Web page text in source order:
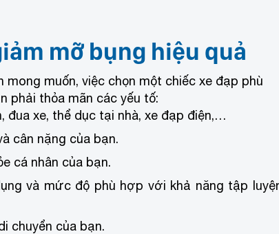
mỡ bụng hiệu quả
muốn, việc chọn một chiếc xe đạp phù
phải thỏa mãn các yếu tố:
đua xe, thể dục tại nhà, xe đạp điện,…
cân nặng của bạn.
cá nhân của bạn.
và mức độ phù hợp với khả năng tập
chuyển của bạn.